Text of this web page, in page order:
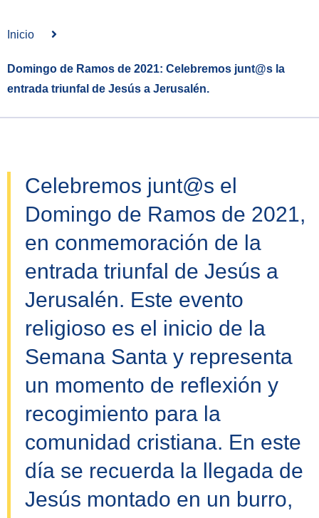
Inicio
Domingo de Ramos de 2021: Celebremos junt@s la
entrada triunfal de Jesús a Jerusalén.
Celebremos junt@s el
Domingo de Ramos de 2021,
en conmemoración de la
entrada triunfal de Jesús a
Jerusalén. Este evento
religioso es el inicio de la
Semana Santa y representa
un momento de reflexión y
recogimiento para la
comunidad cristiana. En este
día se recuerda la llegada de
Jesús montado en un burro,